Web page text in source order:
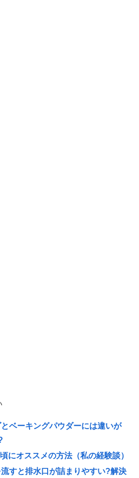
ベーキングパウダーには違いが
にオススメの方法（私の経験談）
すと排水口が詰まりやすい?解決